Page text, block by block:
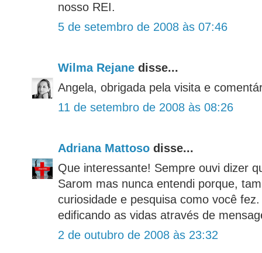
nosso REI.
5 de setembro de 2008 às 07:46
Wilma Rejane disse...
Angela, obrigada pela visita e
11 de setembro de 2008 às 08:26
Adriana Mattoso disse...
Que interessante! Sempre ouvi dizer
Sarom mas nunca entendi porque,
curiosidade e pesquisa como você
edificando as vidas através de
2 de outubro de 2008 às 23:32